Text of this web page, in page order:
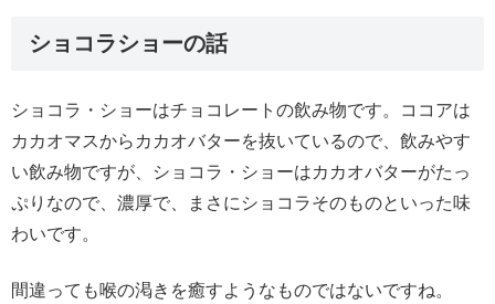
ショコラショーの話
ショコラ・ショーはチョコレートの飲み物です。ココアは
カカオマスからカカオバターを抜いているので、飲みやす
い飲み物ですが、ショコラ・ショーはカカオバターがたっ
ぷりなので、濃厚で、まさにショコラそのものといった味
わいです。
間違っても喉の渇きを癒すようなものではないですね。